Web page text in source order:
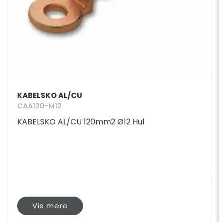
KABELSKO AL/CU
CAA120-M12
KABELSKO AL/CU 120mm2 Ø12 Hul
Vis mere